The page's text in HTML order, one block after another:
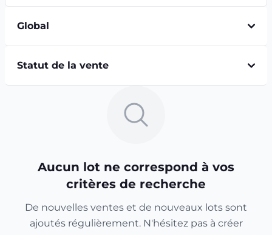
Global
Statut de la vente
Aucun lot ne correspond à vos
critères de recherche
De nouvelles ventes et de nouveaux lots sont
ajoutés régulièrement. N'hésitez pas à créer